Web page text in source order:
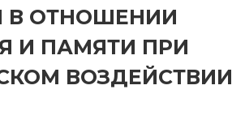
В ОТНОШЕНИИ
И ПАМЯТИ ПРИ
ВОЗДЕЙСТВИИ